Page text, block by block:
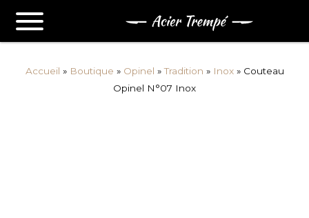
Accueil » Boutique » Opinel »Tradition » Inox» Couteau
Opinel N°07 Inox